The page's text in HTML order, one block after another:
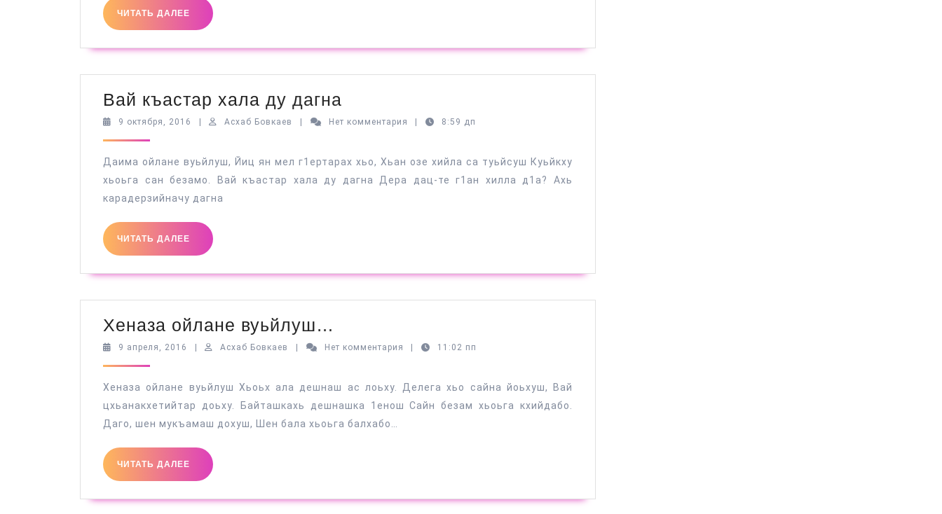
ЧИТАТЬ ДАЛЕЕ
ЧИТАТЬ
ДАЛЕЕ
Вай къастар хала ду дагна
къастар
ду
дагна
9 октября, 2016 Асхаб Бовкаев Асхаб
Нет комментария 8:59 дп
Даима ойлане вуьйлуш, Йиц ян мел г1ертарах хьо, Хьан озе хийла са туьйсуш Куьйкху
хьоьга сан безамо. Вай къастар хала ду дагна Дера дац-те г1ан хилла д1а? Ахь
карадерзийначу дагна
ЧИТАТЬ ДАЛЕЕ
ЧИТАТЬ
ДАЛЕЕ
Хеназа ойлане вуьйлуш…
ойлане
9 апреля, 2016 | Асхаб Бовкаев Асхаб
| Нет комментария | 11:02 пп
Хеназа ойлане вуьйлуш Хьоьх ала дешнаш ас лоьху. Делега хьо сайна йоьхуш, Вай
цхьанакхетийтар доьху. Байташкахь дешнашка 1енош Сайн безам хьоьга кхийдабо.
Даго, шен мукъамаш дохуш, Шен бала хьоьга балхабо…
ЧИТАТЬ ДАЛЕЕ
ЧИТАТЬ
ДАЛЕЕ